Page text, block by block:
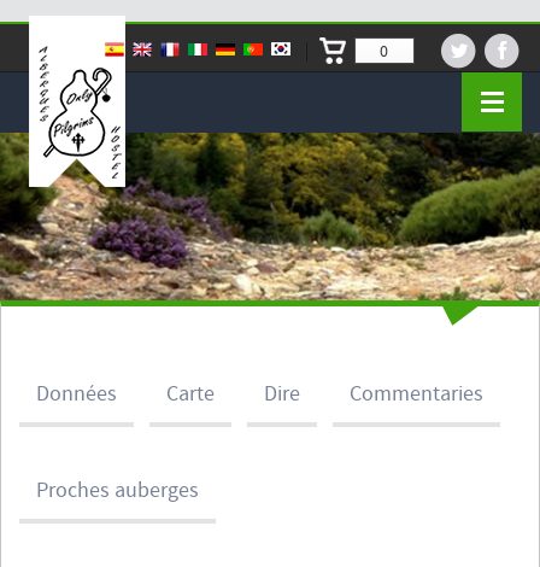
0
Données Carte Dire Commentaries
Proches auberges